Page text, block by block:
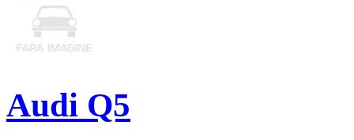
Audi Q5